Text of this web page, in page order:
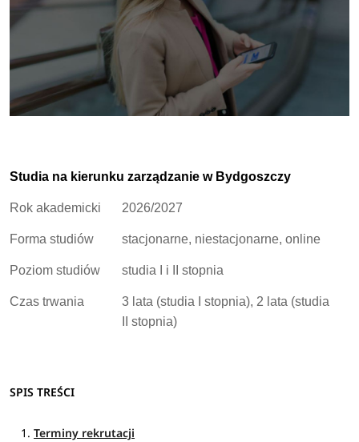
Studia na kierunku zarządzanie w Bydgoszczy
Rok akademicki 2026/2027
Forma studiów stacjonarne, niestacjonarne, online
Poziom studiów studia I i II stopnia
Czas trwania
3 lata (studia I stopnia), 2 lata (studia
II stopnia)
SPIS TREŚCI
Terminy rekrutacji